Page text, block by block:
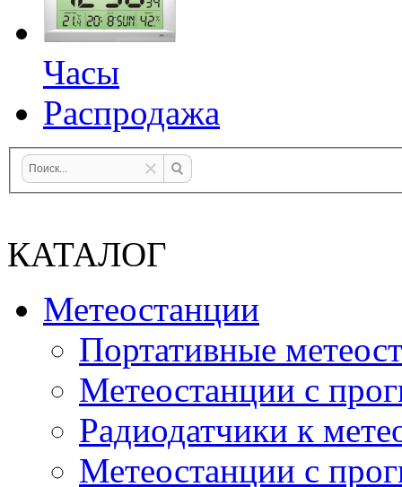
Часы
Распродажа
КАТАЛОГ
Метеостанции
Портативные
Метеостанции с
Радиодатчики к
Метеостанции с